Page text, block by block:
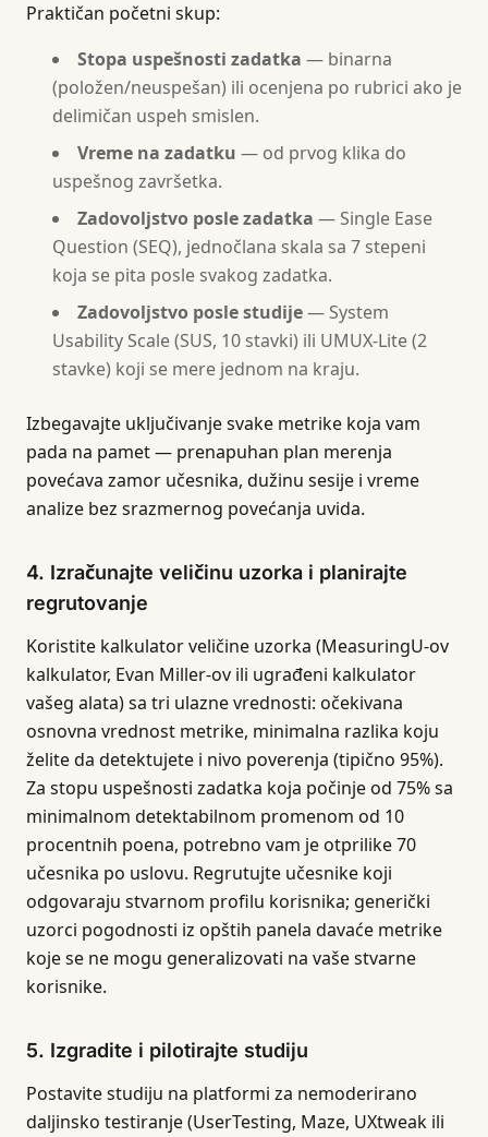
Praktičan početni skup:
Stopa uspešnosti zadatka — binarna
(položen/neuspešan) ili ocenjena po rubrici ako je
delimičan uspeh smislen.
Vreme na zadatku — od prvog klika do
uspešnog završetka.
Zadovoljstvo posle zadatka — Single Ease
Question (SEQ), jednočlana skala sa 7 stepeni
koja se pita posle svakog zadatka.
Zadovoljstvo posle studije— System
Usability Scale (SUS, 10 stavki) ili UMUX-Lite (2
stavke) koji se mere jednom na kraju.
Izbegavajte uključivanje svake metrike koja vam
pada na pamet — prenapuhan plan merenja
povećava zamor učesnika, dužinu sesije i vreme
analize bez srazmernog povećanja uvida.
4. Izračunajte veličinu uzorka i planirajte
regrutovanje
Koristite kalkulator veličine uzorka (MeasuringU-ov
kalkulator, Evan Miller-ov ili ugrađeni kalkulator
vašeg alata) sa tri ulazne vrednosti: očekivana
osnovna vrednost metrike, minimalna razlika koju
želite da detektujete i nivo poverenja (tipično 95%).
Za stopu uspešnosti zadatka koja počinje od 75% sa
minimalnom detektabilnom promenom od 10
procentnih poena, potrebno vam je otprilike 70
učesnika po uslovu. Regrutujte učesnike koji
odgovaraju stvarnom profilu korisnika; generički
uzorci pogodnosti iz opštih panela davaće metrike
koje se ne mogu generalizovati na vaše stvarne
korisnike.
5. Izgradite i pilotirajte studiju
Postavite studiju na platformi za nemoderirano
daljinsko testiranje (UserTesting, Maze, UXtweak ili